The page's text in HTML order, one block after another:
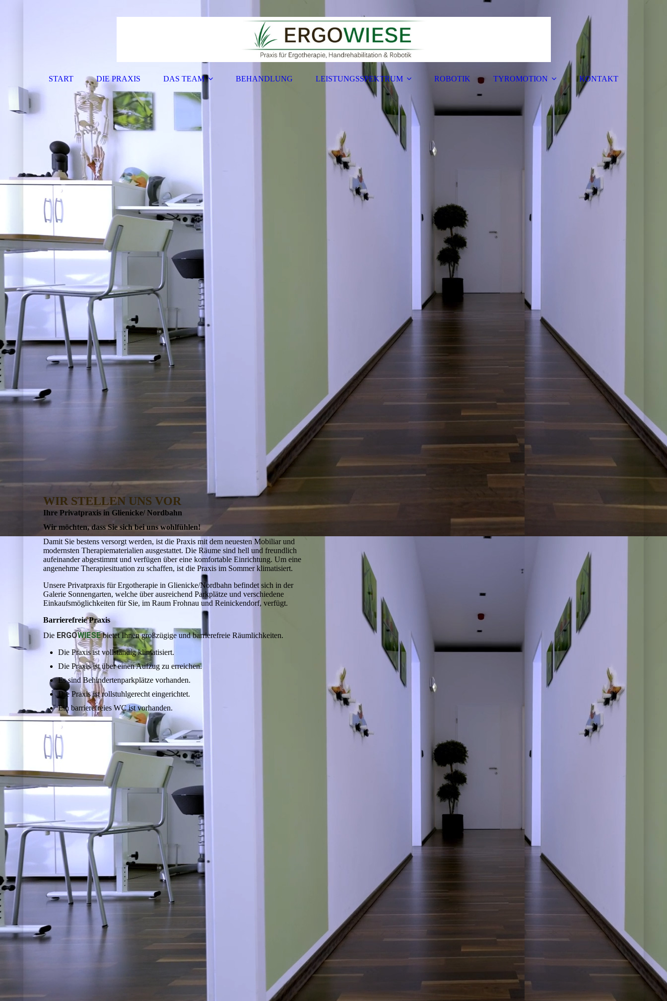
START DIE PRAXIS DAS TEAM BEHANDLUNG LEISTUNGSSPEKTRUM ROBOTIK TYROMOTION KONTAKT
WIR STELLEN UNS VOR
Ihre Privatpraxis in Glienicke/ Nordbahn
Wir möchten, dass Sie sich bei uns wohlfühlen!
Damit Sie bestens versorgt werden, ist die Praxis mit dem neuesten Mobiliar und
moderns­ten Therapiematerialien ausgestattet. Die Räume sind hell und freundlich
aufein­ander abge­stimmt und verfügen über eine komfortable Einrichtung. Um eine
ange­nehme Therapie­situation zu schaffen, ist die Praxis im Sommer klimatisiert.
Unsere Privatpraxis für Ergotherapie in Glienicke/Nordbahn befindet sich in der
Galerie Sonnen­garten, welche über ausreichend Parkplätze und verschiedene
Einkaufs­möglichkeiten für Sie, im Raum Frohnau und Reinickendorf, verfügt.
Barrierefreie Praxis
Die ERGOWIESEbietet Ihnen großzügige und barrierefreie Räumlichkeiten.
Die Praxis ist vollständig klimatisiert.
Die Praxis ist über einen Aufzug zu erreichen.
Es sind Behindertenparkplätze vorhanden.
Die Praxis ist rollstuhlgerecht eingerichtet.
Ein barrierefreies WC ist vorhanden.